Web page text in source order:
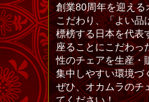
創業80周年を迎える
こだわり、「よい品
標榜する日本を代表
座ることにこだわっ
性のチェアを生産・
集中しやすい環境づ
ぜひ、オカムラのチ